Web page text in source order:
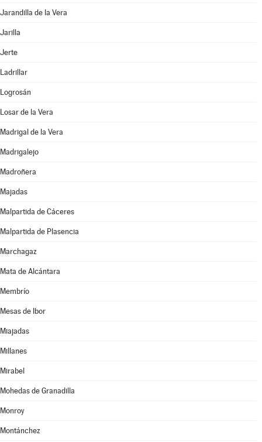
Jarandilla de la Vera
Jarilla
Jerte
Ladrillar
Logrosán
Losar de la Vera
Madrigal de la Vera
Madrigalejo
Madroñera
Majadas
Malpartida de Cáceres
Malpartida de Plasencia
Marchagaz
Mata de Alcántara
Membrío
Mesas de Ibor
Miajadas
Millanes
Mirabel
Mohedas de Granadilla
Monroy
Montánchez